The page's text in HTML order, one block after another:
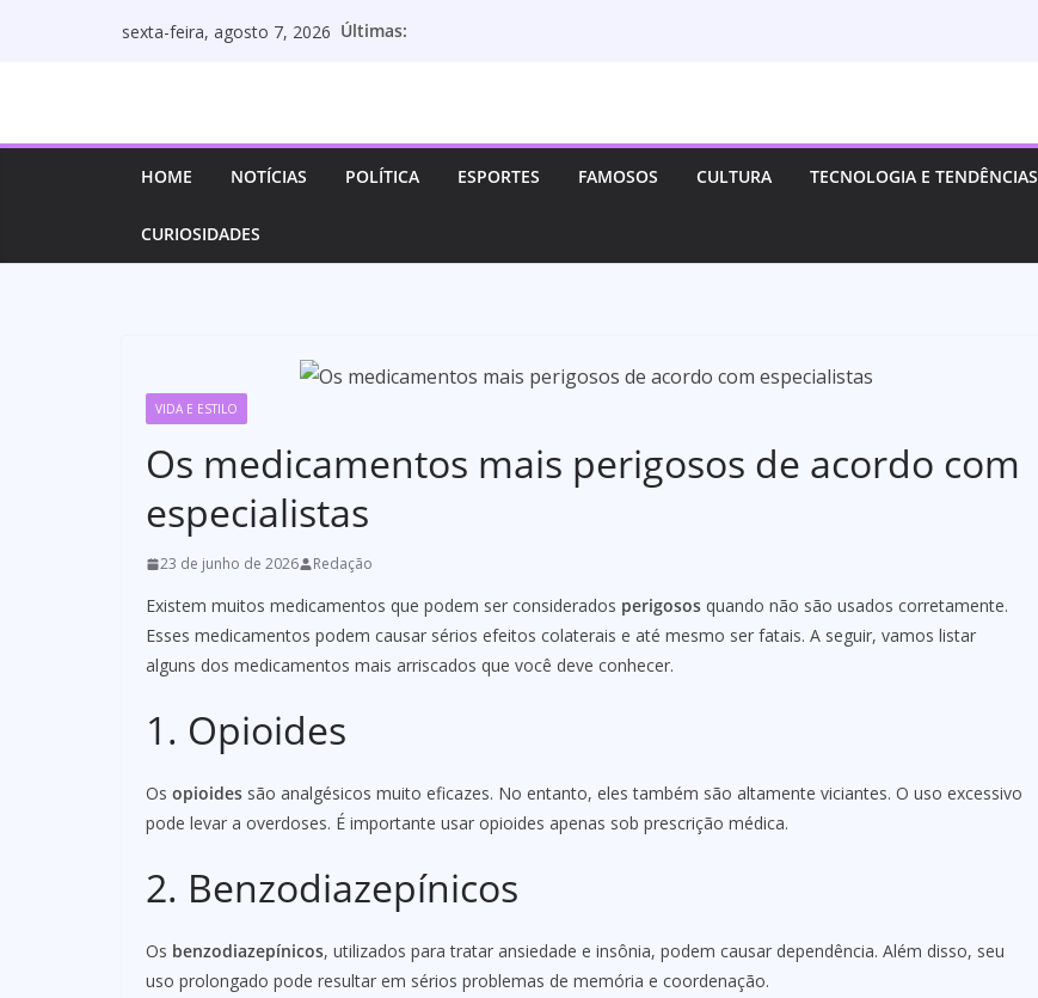
sexta-feira, agosto 7, 2026 Últimas:
HOME NOTÍCIAS POLÍTICA ESPORTES FAMOSOS CULTURA TECNOLOGIA E TENDÊNCIAS
CURIOSIDADES
VIDA E ESTILO
Os medicamentos mais perigosos de acordo com
especialistas
23 de junho de 2026 Redação
Existem muitos medicamentos que podem ser considerados perigosos quando não são usados corretamente.
Esses medicamentos podem causar sérios efeitos colaterais e até mesmo ser fatais. A seguir, vamos listar
alguns dos medicamentos mais arriscados que você deve conhecer.
1. Opioides
Os opioides são analgésicos muito eficazes. No entanto, eles também são altamente viciantes. O uso excessivo
pode levar a overdoses. É importante usar opioides apenas sob prescrição médica.
2. Benzodiazepínicos
Os benzodiazepínicos, utilizados para tratar ansiedade e insônia, podem causar dependência. Além disso, seu
uso prolongado pode resultar em sérios problemas de memória e coordenação.